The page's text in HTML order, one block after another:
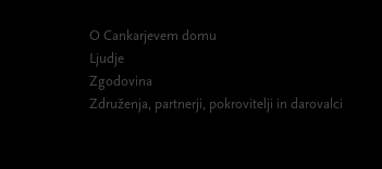
O Cankarjevem domu
Ljudje
Zgodovina
Združenja, partnerji, pokrovitelji in darovalci